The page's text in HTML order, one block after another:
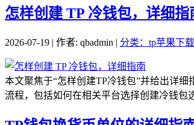
怎样创建 TP 冷钱包，详细指
2026-07-19 | 作者: qbadmin | 分类：tp苹果下载
本文聚焦于“怎样创建TP冷钱包”并给出详
流程，包括如何在相关平台选择创建冷钱包